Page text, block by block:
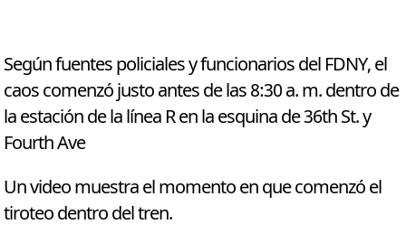
Según fuentes policiales y funcionarios del FDNY, el
caos comenzó justo antes de las 8:30 a. m. dentro de
la estación de la línea R en la esquina de 36th St. y
Fourth Ave
Un video muestra el momento en que comenzó el
tiroteo dentro del tren.